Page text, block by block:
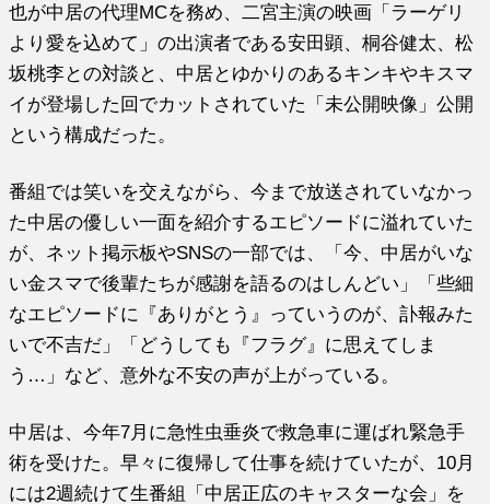
也が中居の代理MCを務め、二宮主演の映画「ラーゲリ
より愛を込めて」の出演者である安田顕、桐谷健太、松
坂桃李との対談と、中居とゆかりのあるキンキやキスマ
イが登場した回でカットされていた「未公開映像」公開
という構成だった。
番組では笑いを交えながら、今まで放送されていなかっ
た中居の優しい一面を紹介するエピソードに溢れていた
が、ネット掲示板やSNSの一部では、「今、中居がいな
い金スマで後輩たちが感謝を語るのはしんどい」「些細
なエピソードに『ありがとう』っていうのが、訃報みた
いで不吉だ」「どうしても『フラグ』に思えてしま
う…」など、意外な不安の声が上がっている。
中居は、今年7月に急性虫垂炎で救急車に運ばれ緊急手
術を受けた。早々に復帰して仕事を続けていたが、10月
には2週続けて生番組「中居正広のキャスターな会」を